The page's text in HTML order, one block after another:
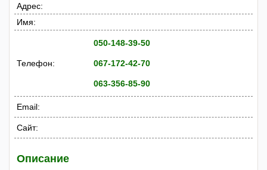
Адрес:
Имя:
Телефон:
050-148-39-50
067-172-42-70
063-356-85-90
Email:
Сайт:
Описание